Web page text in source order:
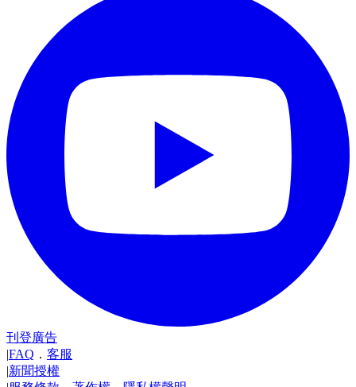
刊登廣告
|FAQ ． 客服
|新聞授權